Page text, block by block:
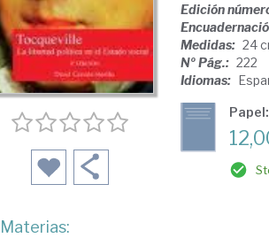
Edición
Medidas: 24
Nº Pág.: 222
Idiomas:
Materias: